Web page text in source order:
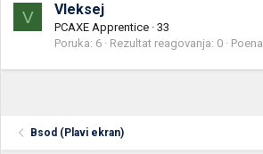
V Vleksej
PCAXE Apprentice · 33
Poruka 6 Rezultat reagovanja 0 Poena
Bsod (Plavi ekran)